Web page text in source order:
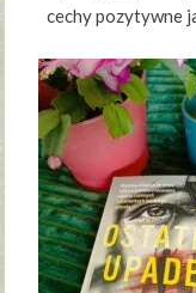
cechy pozytywne